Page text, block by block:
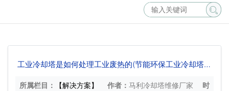
工业冷却塔是如何处理工业废热的(节能环保工业冷却塔方
所属栏目： 【解决方案】 作者： 马利冷却塔维修厂家
时